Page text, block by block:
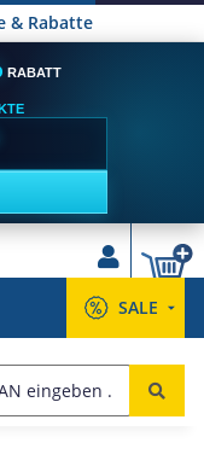
& Rabatte
RABATT
SALE